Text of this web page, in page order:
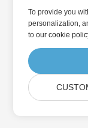
To provide you
personalization,
toour cookie